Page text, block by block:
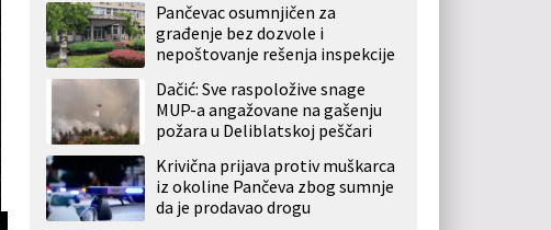
Pančevac osumnjičen za
građenje bez dozvole i
nepoštovanje rešenja inspekcije
Dačić: Sve raspoložive snage
MUP-a angažovane na gašenju
požara u Deliblatskoj peščari
Krivična prijava protiv muškarca
iz okoline Pančeva zbog sumnje
da je prodavao drogu